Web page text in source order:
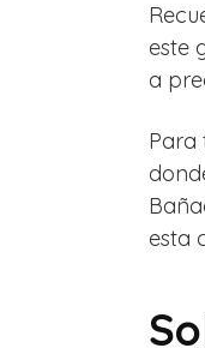
este
a
Para
esta